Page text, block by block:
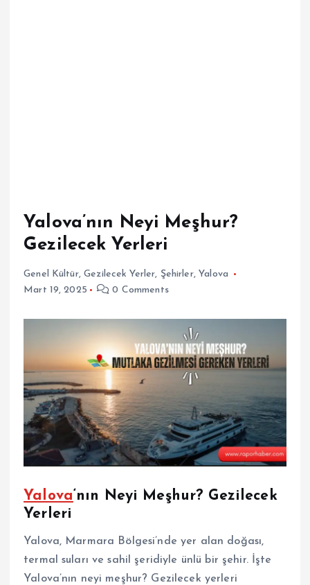
Yalova’nın Neyi Meşhur?
Gezilecek Yerleri
Genel Kültür,Gezilecek Yerler, Şehirler,Yalova
Mart 19, 2025
0 Comments
Yalova ‘nın Neyi Meşhur? Gezilecek
Yerleri
Yalova, Marmara Bölgesi’nde yer alan doğası,
termal suları ve sahil şeridiyle ünlü bir şehir. İşte
Yalova’nın neyi meşhur? Gezilecek yerleri